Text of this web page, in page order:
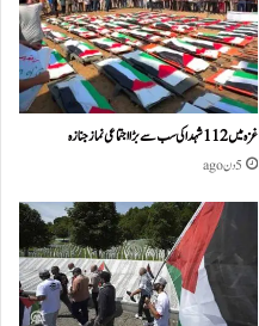
غزہ میں 112 شہدا کی سب سے بڑا اجتماعی نماز جنازہ
5 دن ago